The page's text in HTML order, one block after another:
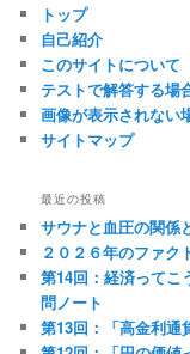
トップ
自己紹介
このサイトについて
テストで解答する場
画像が表示されない
サイトマップ
最近の投稿
サウナと血圧の関係
２０２６年のファク
第14回：経済って
問ノート
第13回：「高金利通